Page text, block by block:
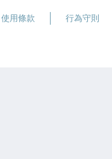
使用條款 行為守則